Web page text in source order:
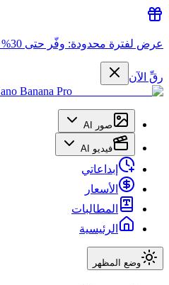
عرض لفترة محدودة: وفّر حتى 30% على الاشتراكات
رقِّ الآن
Banana Pro
صور AI
فيديو AI
إبداعاتي
الأسعار
المطالبات
الرئيسية
وضع المظهر